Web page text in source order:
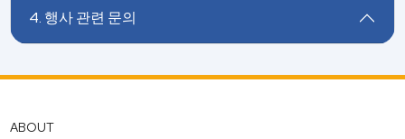
4. 행사 관련 문의
ABOUT